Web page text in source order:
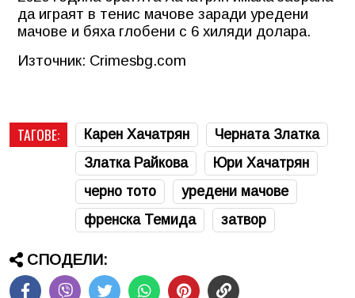
да играят в тенис мачове заради уредени
мачове и бяха глобени с 6 хиляди долара.
Източник: Crimesbg.com
ТАГОВЕ: Карен Хачатрян
Черната Златка
Златка Райкова
Юри Хачатрян
черно тото
уредени мачове
френска Темида
затвор
СПОДЕЛИ: